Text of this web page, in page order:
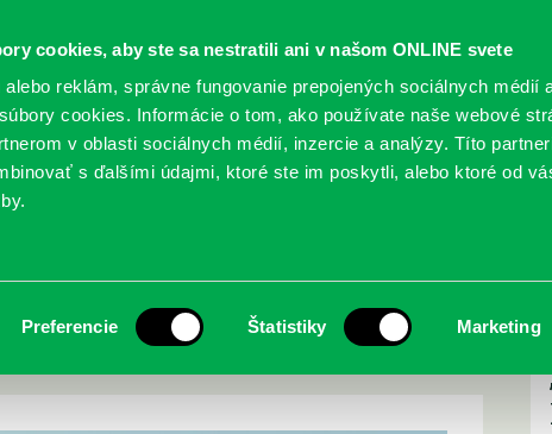
cookies, aby ste sa nestratili ani v našom ONLINE svete
reklám, správne fungovanie prepojených sociálnych médií
cookies. Informácie o tom, ako používate naše webové
v oblasti sociálnych médií, inzercie a analýzy. Títo
s ďalšími údajmi, ktoré ste im poskytli, alebo ktoré od
Preferencie Štatistiky Marketing
SLUŽBY PODUJATIA POBOČKY O
5 bude 18. – 19.